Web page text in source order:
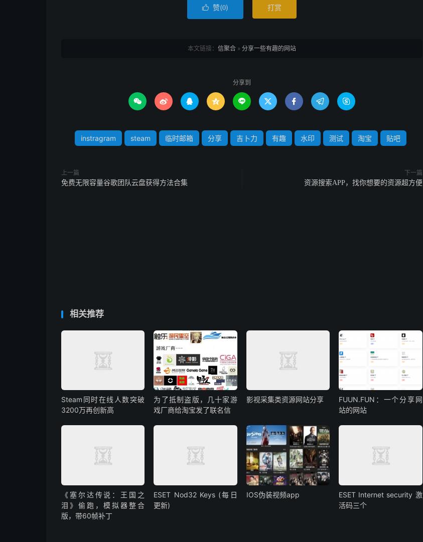
 赞(0) 打赏
本文链接： 信聚合 » 分享一些有趣的网站
分享到
        
instragram steam 临时邮箱 分享 吉卜力 有趣 水印 测试 淘宝 贴吧
上一篇
免费无限容量谷歌团队云盘获得方法合集
下一篇
资源搜索APP，找你想要的资源超方便
相关推荐
Steam同时在线人数突破
3200万再创新高
为了抵制盗版，几十家游
戏厂商给淘宝发了联名信
影视采集类资源网站分享
FUUN.FUN：一个分享网
站的网站
《塞尔达传说：王国之
泪》偷跑，模拟器整合
版，带60帧补丁
ESET Nod32 Keys (每日
更新)
IOS伪装视频app
ESET Internet security 激
活码三个